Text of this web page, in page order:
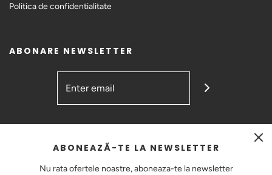
Politica de confidentialitate
ABONARE NEWSLETTER
ABONEAZĂ-TE LA NEWSLETTER
Nu rata ofertele noastre, aboneaza-te la newsletter